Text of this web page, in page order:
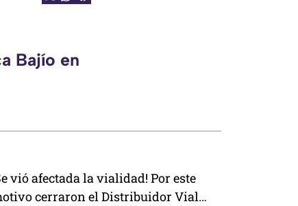
Bajío en
vió afectada la vialidad! Por este
cerraron el Distribuidor Vial